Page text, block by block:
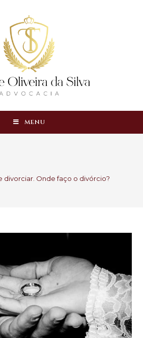
MENU
divorciar. Onde faço o divórcio?